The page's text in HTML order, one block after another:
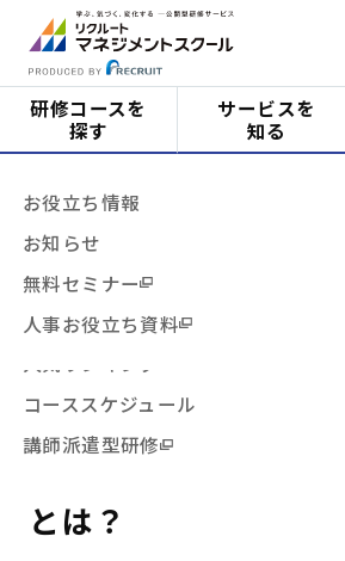
階層・役割
研修コースを
探す
対象者
ビジネススキル
テーマ別
3時間コース
人気ランキング
コーススケジュール
講師派遣型研修
サービスを
知る
はじめての方へ
サービスの特長
ご利用の流れ
よくあるご質問
お役立ち情報
お知らせ
無料セミナー
人事お役立ち資料
リクルートマネジメントスクール
ストレスと上手に付き合って心身の
のためのセルフマネジメント研修と
周りに弱みを見せら
でも、ストレスと上
って心身の健康を守
とは？